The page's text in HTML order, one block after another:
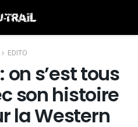
EDITO
s’est tous
son histoire
la Western